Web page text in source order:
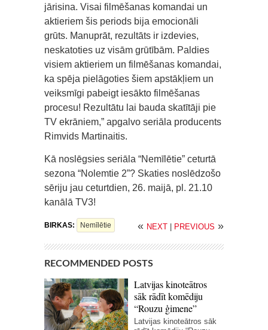
jārisina. Visai filmēšanas komandai un
aktieriem šis periods bija emocionāli
grūts. Manuprāt, rezultāts ir izdevies,
neskatoties uz visām grūtībām. Paldies
visiem aktieriem un filmēšanas komandai,
ka spēja pielāgoties šiem apstākļiem un
veiksmīgi pabeigt iesākto filmēšanas
procesu! Rezultātu lai bauda skatītāji pie
TV ekrāniem,” apgalvo seriāla producents
Rimvids Martinaitis.
Kā noslēgsies seriāla “Nemīlētie” ceturtā
sezona “Nolemtie 2”? Skaties noslēdzošo
sēriju jau ceturtdien, 26. maijā, pl. 21.10
kanālā TV3!
BIRKAS: Nemīlētie « NEXT PREVIOUS »
RECOMMENDED POSTS
Latvijas kinoteātros
sāk rādīt komēdiju
“Rouzu ģimene”
Latvijas kinoteātros sāk